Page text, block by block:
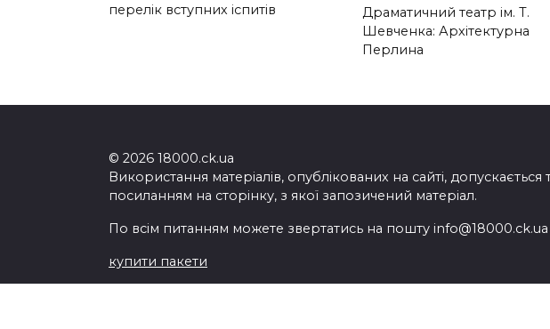
перелік вступних іспитів
Драматичний театр ім. Т.
Шевченка: Архітектурна
Перлина
© 2026 18000.ck.ua
Використання матеріалів, опублікованих на сайті,
посиланням на сторінку, з якої запозичений матеріал.
По всім питанням можете звертатись на пошту info@18000.ck.ua
купити пакети